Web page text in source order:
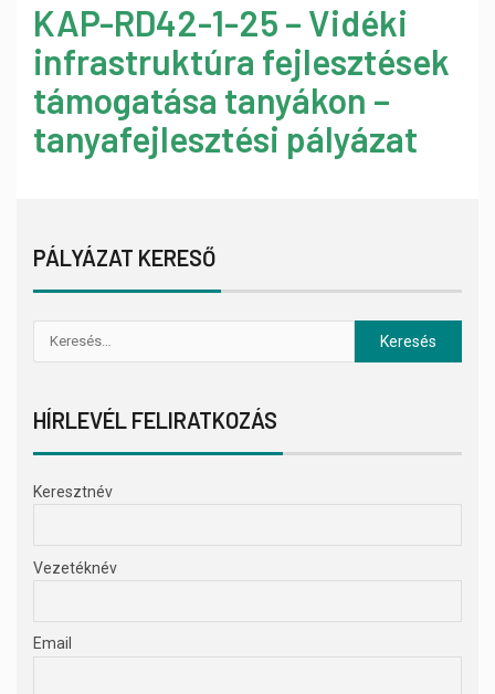
KAP-RD42-1-25 – Vidéki
infrastruktúra fejlesztések
támogatása tanyákon –
tanyafejlesztési pályázat
PÁLYÁZAT KERESŐ
HÍRLEVÉL FELIRATKOZÁS
Keresztnév
Vezetéknév
Email